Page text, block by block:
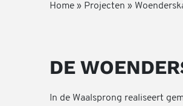
Home » Projecten »
DE
In de Waalsprong realiseert